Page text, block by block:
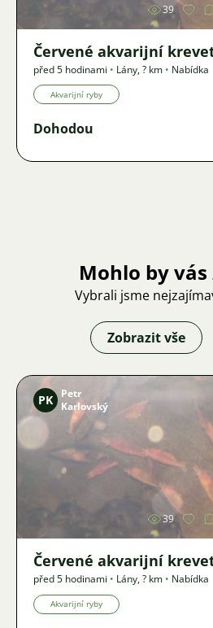
39
Červené akvarijní
před 5 hodinami • Lány,? km • Nabídka
Akvarijní ryby
Dohodou
Mohlo by
Vybrali jsme
Zobrazit vše
PK
Petr
Karlovský
39
Červené akvarijní
před 5 hodinami • Lány,? km • Nabídka
Akvarijní ryby